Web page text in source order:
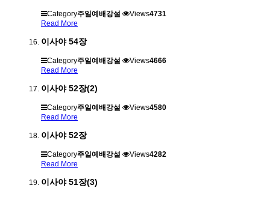
Category주일예배강설 Views4731
Read More
이사야 54장
Category주일예배강설 Views4666
Read More
이사야 52장(2)
Category주일예배강설 Views4580
Read More
이사야 52장
Category주일예배강설 Views4282
Read More
이사야 51장(3)